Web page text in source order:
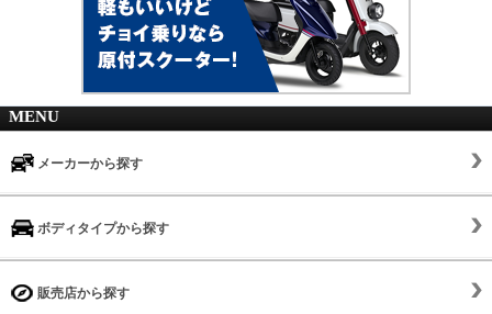
MENU
メーカーから探す
ボディタイプから探す
販売店から探す